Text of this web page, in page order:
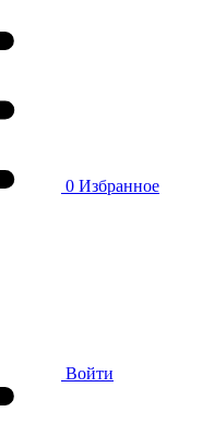
0 Избранное
Войти